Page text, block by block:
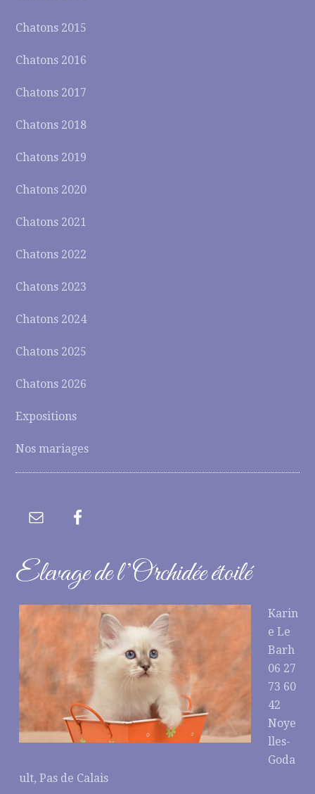
Chatons 2015
Chatons 2016
Chatons 2017
Chatons 2018
Chatons 2019
Chatons 2020
Chatons 2021
Chatons 2022
Chatons 2023
Chatons 2024
Chatons 2025
Chatons 2026
Expositions
Nos mariages
Elevage de l’Orchidée étoilé
Karin
e Le
Barh
06 27
73 60
42
Noye
lles-
Goda
ult, Pas de Calais